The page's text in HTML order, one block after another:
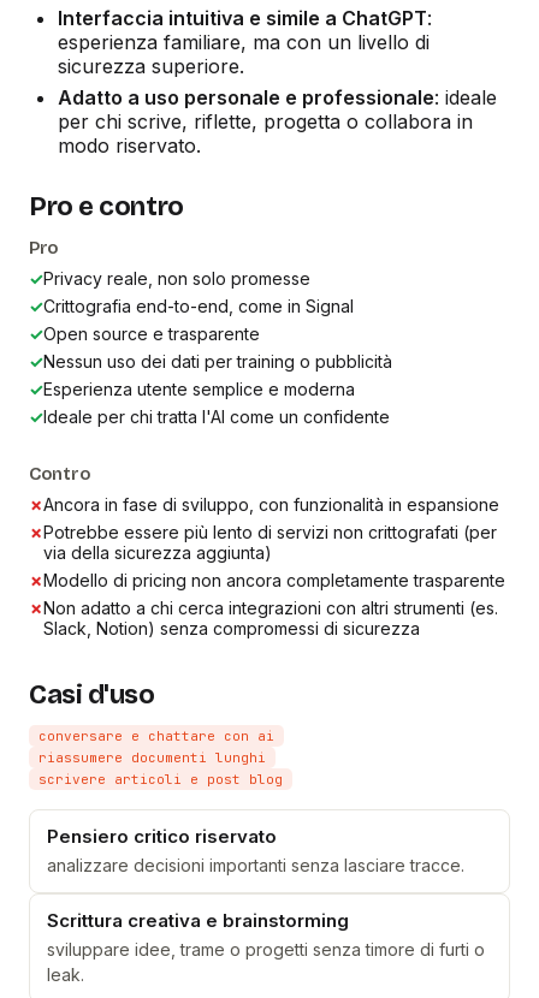
Interfaccia intuitiva e simile a ChatGPT:
esperienza familiare, ma con un livello di
sicurezza superiore.
Adatto a uso personale e professionale: ideale
per chi scrive, riflette, progetta o collabora in
modo riservato.
Pro e contro
Pro
✓Privacy reale, non solo promesse
✓Crittografia end-to-end, come in Signal
✓Open source e trasparente
✓Nessun uso dei dati per training o pubblicità
✓Esperienza utente semplice e moderna
✓Ideale per chi tratta l'AI come un confidente
Contro
✗Ancora in fase di sviluppo, con funzionalità in espansione
✗Potrebbe essere più lento di servizi non crittografati (per
via della sicurezza aggiunta)
✗Modello di pricing non ancora completamente trasparente
✗Non adatto a chi cerca integrazioni con altri strumenti (es.
Slack, Notion) senza compromessi di sicurezza
Casi d'uso
conversare e chattare con ai
riassumere documenti lunghi
scrivere articoli e post blog
Pensiero critico riservato
analizzare decisioni importanti senza lasciare tracce.
Scrittura creativa e brainstorming
sviluppare idee, trame o progetti senza timore di furti o
leak.